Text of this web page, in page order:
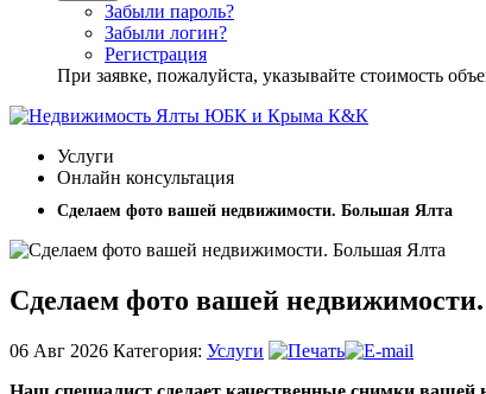
Забыли пароль?
Забыли логин?
Регистрация
При заявке, пожалуйста, указывайте стоимость
Услуги
Онлайн консультация
Сделаем фото вашей недвижимости. Большая Ялта
Сделаем фото вашей
06 Авг 2026 Категория: Услуги